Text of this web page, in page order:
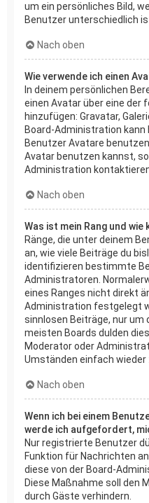
um ein persönliches Bild,
Benutzer unterschiedlich
Nach oben
Wie verwende ich einen
In deinem persönlichen
einen Avatar über eine der
hinzufügen: Gravatar,
Board-Administration kann
Benutzer Avatare
Avatar benutzen kannst,
Administration
Nach oben
Was ist mein Rang und wie
Ränge, die unter deinem
an, wie viele Beiträge du
identifizieren bestimmte
Administratoren.
eines Ranges nicht direkt
Administration festgelegt
sinnlosen Beiträge, nur um
meisten Boards dulden
Moderator oder
Umständen einfach wieder
Nach oben
Wenn ich bei einem
werde ich aufgefordert,
Nur registrierte Benutzer
Funktion für Nachrichten
diese von der Board-
Diese Maßnahme soll den
durch Gäste verhindern.